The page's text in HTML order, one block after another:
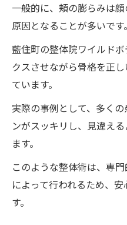
一般的に、頬の膨らみは
原因となることが多いです。
藍住町の整体院ワイルド
クスさせながら骨格を正
ています。
実際の事例として、多く
ンがスッキリし、見違え
ます。
このような整体術は、専
によって行われるため、
す。